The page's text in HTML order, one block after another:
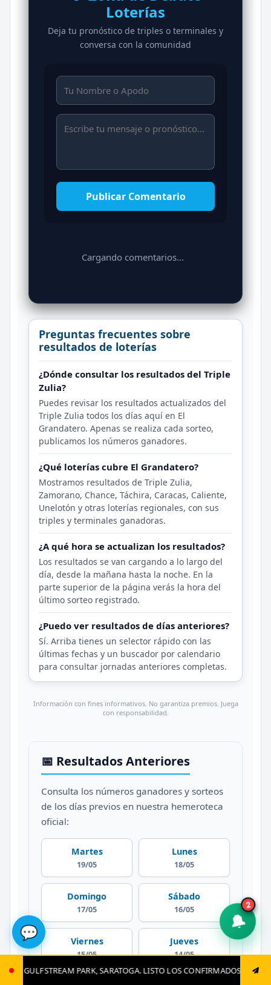
SARATOGA. LISTO LOS CONFIRMADOS, JUGADAS CLAVES Y EL GRAN
Loterías
Deja tu pronóstico de triples o terminales y
conversa con la comunidad
Publicar Comentario
Cargando comentarios...
Preguntas frecuentes sobre
resultados de loterías
¿Dónde consultar los resultados del Triple
Zulia?
Puedes revisar los resultados actualizados del
Triple Zulia todos los días aquí en El
Grandatero. Apenas se realiza cada sorteo,
publicamos los números ganadores.
¿Qué loterías cubre El Grandatero?
Mostramos resultados de Triple Zulia,
Zamorano, Chance, Táchira, Caracas, Caliente,
Unelotón y otras loterías regionales, con sus
triples y terminales ganadoras.
¿A qué hora se actualizan los resultados?
Los resultados se van cargando a lo largo del
día, desde la mañana hasta la noche. En la
parte superior de la página verás la hora del
último sorteo registrado.
¿Puedo ver resultados de días anteriores?
Sí. Arriba tienes un selector rápido con las
últimas fechas y un buscador por calendario
para consultar jornadas anteriores completas.
Información con fines informativos. No garantiza premios. Juega
con responsabilidad.
📅 Resultados Anteriores
Consulta los números ganadores y sorteos
de los días previos en nuestra hemeroteca
oficial:
Martes
19/05
Lunes
18/05
Domingo
17/05
Sábado
16/05
Viernes
15/05
Jueves
14/05
🔔
2
💬